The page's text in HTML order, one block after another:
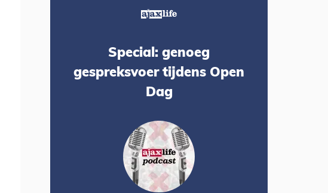
Special: genoeg
gespreksvoer tijdens Open
Dag